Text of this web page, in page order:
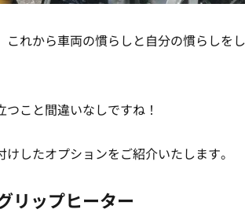
これから車両の慣らしと自分の慣らしを
こと間違いなしですね！
したオプションをご紹介いたします。
リップヒーター